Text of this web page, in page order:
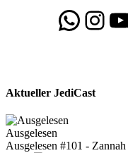
Folgt
Aktueller JediCast
Ausgelesen
Ausgelesen #101 -